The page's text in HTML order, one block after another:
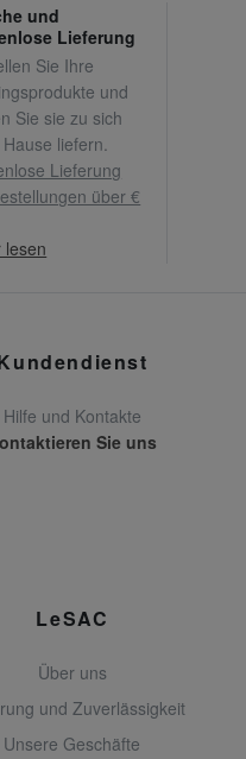
und
Lieferung
Sie Ihre
und
Sie sie zu sich
liefern.
Lieferung
über €
lesen
Hilfe und Kontakte
Sie uns
LeSAC
Über uns
und Zuverlässigkeit
Unsere Geschäfte